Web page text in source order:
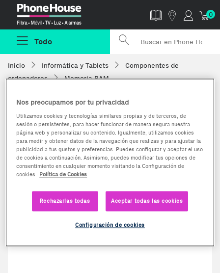
0
Todo
Inicio Informática y Tablets
Componentes de
ordenadores
Memoria RAM
Nos preocupamos por tu privacidad
Utilizamos cookies y tecnologías similares propias y de terceros, de
sesión o persistentes, para hacer funcionar de manera segura nuestra
página web y personalizar su contenido. Igualmente, utilizamos cookies
para medir y obtener datos de la navegación que realizas y para ajustar la
publicidad a tus gustos y preferencias. Puedes configurar y aceptar el uso
de cookies a continuación. Asimismo, puedes modificar tus opciones de
consentimiento en cualquier momento visitando la Configuración de
cookies
Política de Cookies
Rechazarlas todas Aceptar todas las cookies
Configuración de cookies